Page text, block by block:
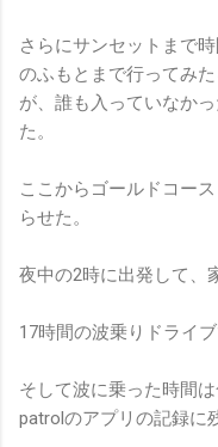
さらにサンセットまで
のふもとまで行ってみ
が、誰も入っていなか
た。
ここからゴールドコー
らせた。
夜中の2時に出発して、
17時間の波乗りドライ
そして波に乗った時間
patrolのアプリの記録に